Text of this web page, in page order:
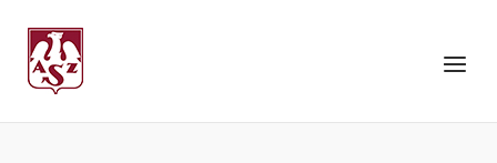
content
Home
Menu